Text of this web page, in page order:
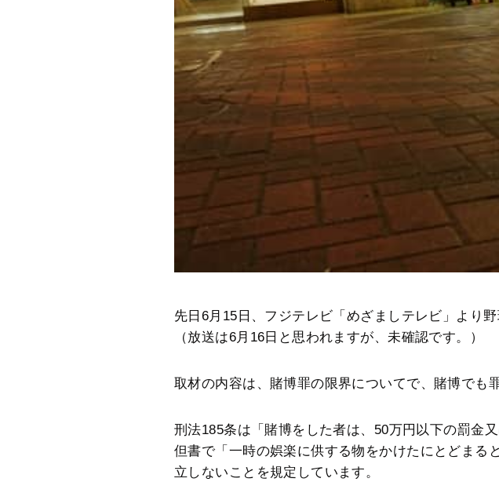
先日6月15日、フジテレビ「めざましテレビ」より
（放送は6月16日と思われますが、未確認です。）
取材の内容は、賭博罪の限界についてで、賭博でも
刑法185条は「賭博をした者は、50万円以下の罰金
但書で「一時の娯楽に供する物をかけたにとどまる
立しないことを規定しています。